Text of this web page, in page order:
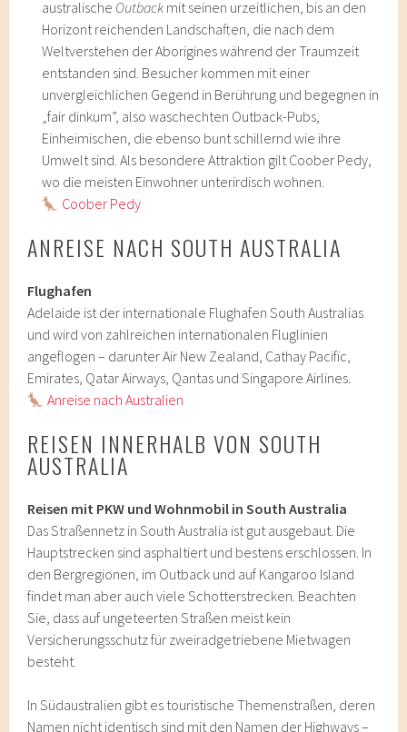
australische Outback mit seinen urzeitlichen, bis an den
Horizont reichenden Landschaften, die nach dem
Weltverstehen der Aborigines während der Traumzeit
entstanden sind. Besucher kommen mit einer
unvergleichlichen Gegend in Berührung und begegnen in
„fair dinkum”, also waschechten Outback-Pubs,
Einheimischen, die ebenso bunt schillernd wie ihre
Umwelt sind. Als besondere Attraktion gilt Coober Pedy,
wo die meisten Einwohner unterirdisch wohnen.
Coober Pedy
ANREISE NACH SOUTH AUSTRALIA
Flughafen
Adelaide ist der internationale Flughafen South Australias
und wird von zahlreichen internationalen Fluglinien
angeflogen – darunter Air New Zealand, Cathay Pacific,
Emirates, Qatar Airways, Qantas und Singapore Airlines.
Anreise nach Australien
REISEN INNERHALB VON SOUTH
AUSTRALIA
Reisen mit PKW und Wohnmobil in South Australia
Das Straßennetz in South Australia ist gut ausgebaut. Die
Hauptstrecken sind asphaltiert und bestens erschlossen. In
den Bergregionen, im Outback und auf Kangaroo Island
findet man aber auch viele Schotterstrecken. Beachten
Sie, dass auf ungeteerten Straßen meist kein
Versicherungsschutz für zweiradgetriebene Mietwagen
besteht.
In Südaustralien gibt es touristische Themenstraßen, deren
Namen nicht identisch sind mit den Namen der Highways –